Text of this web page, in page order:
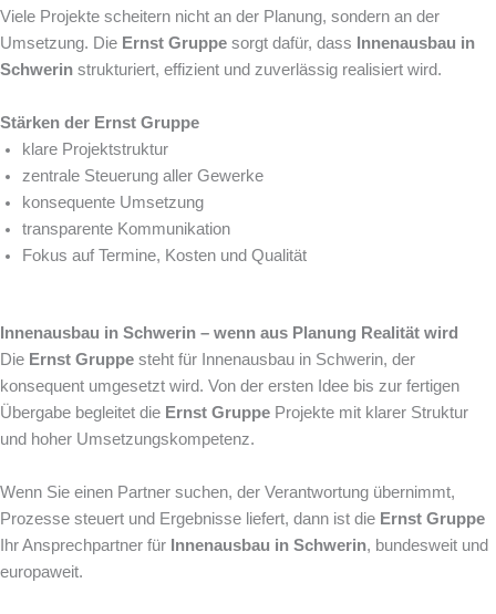
Viele Projekte scheitern nicht an der Planung, sondern an der
Umsetzung. Die Ernst Gruppe sorgt dafür, dass
Innenausbau in
Schwerin strukturiert, effizient und zuverlässig realisiert wird.
Stärken der Ernst Gruppe
klare Projektstruktur
zentrale Steuerung aller Gewerke
konsequente Umsetzung
transparente Kommunikation
Fokus auf Termine, Kosten und Qualität
Innenausbau in Schwerin – wenn aus Planung Realität wird
Die Ernst Gruppe steht für Innenausbau in Schwerin, der
konsequent umgesetzt wird. Von der ersten Idee bis zur fertigen
Übergabe begleitet die Ernst Gruppe Projekte mit klarer Struktur
und hoher Umsetzungskompetenz.
Wenn Sie einen Partner suchen, der Verantwortung übernimmt,
Prozesse steuert und Ergebnisse liefert, dann ist die Ernst Gruppe
Ihr Ansprechpartner für Innenausbau in Schwerin, bundesweit und
europaweit.